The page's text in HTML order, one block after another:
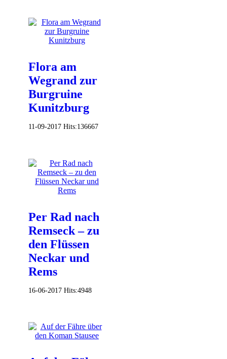
Flora am
Wegrand zur
Burgruine
Kunitzburg
11-09-2017 Hits:136667
Per Rad nach
Remseck – zu
den Flüssen
Neckar und
Rems
16-06-2017 Hits:4948